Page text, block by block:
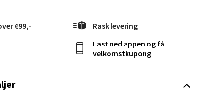
699,- Rask levering
Last ned appen og få
velkomstkupong